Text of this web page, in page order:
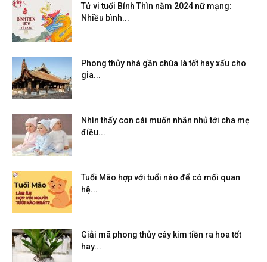
Tử vi tuổi Bính Thìn năm 2024 nữ mạng:
Nhiều bình...
Phong thủy nhà gần chùa là tốt hay xấu cho
gia...
Nhìn thấy con cái muốn nhắn nhủ tới cha mẹ
điều...
Tuổi Mão hợp với tuổi nào để có mối quan
hệ...
Giải mã phong thủy cây kim tiền ra hoa tốt
hay...